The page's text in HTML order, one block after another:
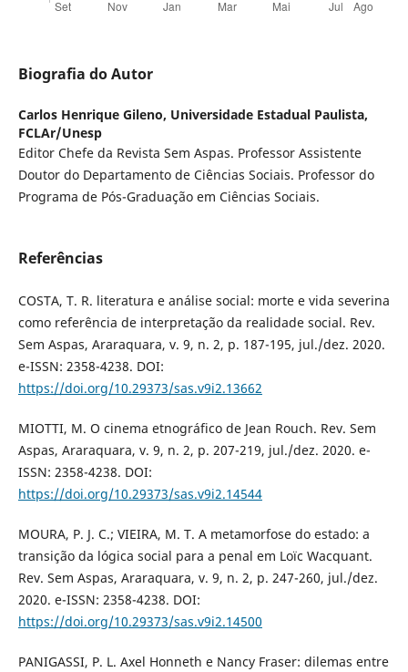
Biografia do Autor
Carlos Henrique Gileno, Universidade Estadual Paulista,
FCLAr/Unesp
Editor Chefe da Revista Sem Aspas. Professor Assistente
Doutor do Departamento de Ciências Sociais. Professor do
Programa de Pós-Graduação em Ciências Sociais.
Referências
COSTA, T. R. literatura e análise social: morte e vida severina
como referência de interpretação da realidade social. Rev.
Sem Aspas, Araraquara, v. 9, n. 2, p. 187-195, jul./dez. 2020.
e-ISSN: 2358-4238. DOI:
https://doi.org/10.29373/sas.v9i2.13662
MIOTTI, M. O cinema etnográfico de Jean Rouch. Rev. Sem
Aspas, Araraquara, v. 9, n. 2, p. 207-219, jul./dez. 2020. e-
ISSN: 2358-4238. DOI:
https://doi.org/10.29373/sas.v9i2.14544
MOURA, P. J. C.; VIEIRA, M. T. A metamorfose do estado: a
transição da lógica social para a penal em Loïc Wacquant.
Rev. Sem Aspas, Araraquara, v. 9, n. 2, p. 247-260, jul./dez.
2020. e-ISSN: 2358-4238. DOI:
https://doi.org/10.29373/sas.v9i2.14500
PANIGASSI, P. L. Axel Honneth e Nancy Fraser: dilemas entre